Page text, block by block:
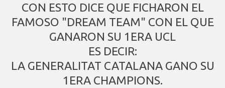
CON ESTO DICE QUE FICHARON EL
FAMOSO "DREAM TEAM" CON EL QUE
GANARON SU 1ERA UCL
ES DECIR:
LA GENERALITAT CATALANA GANO SU
1ERA CHAMPIONS.